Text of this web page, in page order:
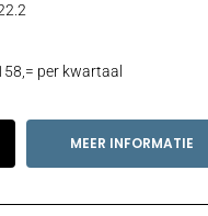
per kwartaal
MEER INFORMATIE